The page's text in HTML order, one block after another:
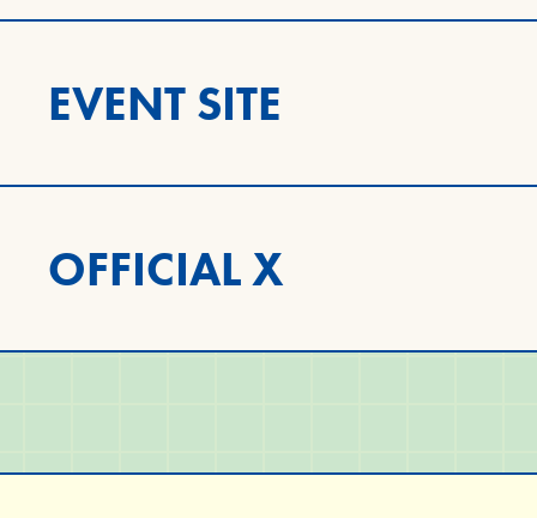
EVENT SITE
OFFICIAL X